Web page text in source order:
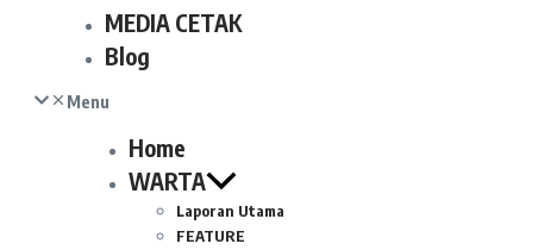
MEDIA CETAK
Blog
Menu
Home
WARTA
Laporan Utama
FEATURE